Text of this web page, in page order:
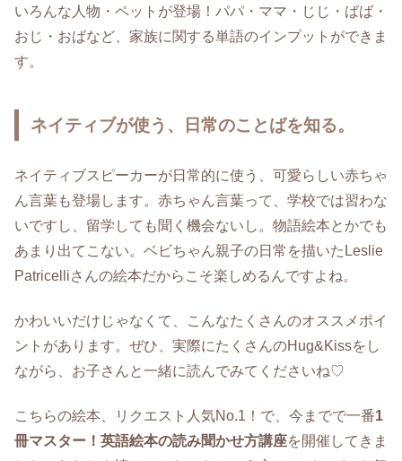
いろんな人物・ペットが登場！パパ・ママ・じじ・ばば・
おじ・おばなど、家族に関する単語のインプットができま
す。
ネイティブが使う、日常のことばを知る。
ネイティブスピーカーが日常的に使う、可愛らしい赤ちゃ
ん言葉も登場します。赤ちゃん言葉って、学校では習わな
いですし、留学しても聞く機会ないし。物語絵本とかでも
あまり出てこない。ベビちゃん親子の日常を描いたLeslie
Patricelliさんの絵本だからこそ楽しめるんですよね。
かわいいだけじゃなくて、こんなたくさんのオススメポイ
ントがあります。ぜひ、実際にたくさんのHug&Kissをし
ながら、お子さんと一緒に読んでみてくださいね♡
こちらの絵本、リクエスト人気No.1！で、今までで一番1
冊マスター！英語絵本の読み聞かせ方講座を開催してきま